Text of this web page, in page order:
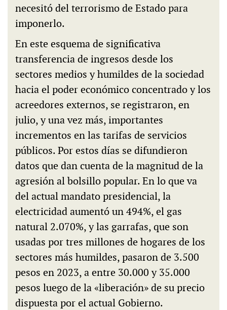
necesitó del terrorismo de Estado para
imponerlo.
En este esquema de significativa
transferencia de ingresos desde los
sectores medios y humildes de la sociedad
hacia el poder económico concentrado y los
acreedores externos, se registraron, en
julio, y una vez más, importantes
incrementos en las tarifas de servicios
públicos. Por estos días se difundieron
datos que dan cuenta de la magnitud de la
agresión al bolsillo popular. En lo que va
del actual mandato presidencial, la
electricidad aumentó un 494%, el gas
natural 2.070%, y las garrafas, que son
usadas por tres millones de hogares de los
sectores más humildes, pasaron de 3.500
pesos en 2023, a entre 30.000 y 35.000
pesos luego de la «liberación» de su precio
dispuesta por el actual Gobierno.